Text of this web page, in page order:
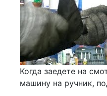
Когда заедете на
машину на ручник,